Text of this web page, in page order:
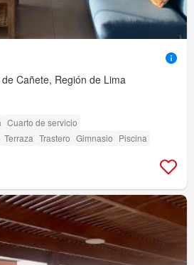
Cañete, Región de Lima
Cuarto de servicio
Terraza Trastero Gimnasio Piscina